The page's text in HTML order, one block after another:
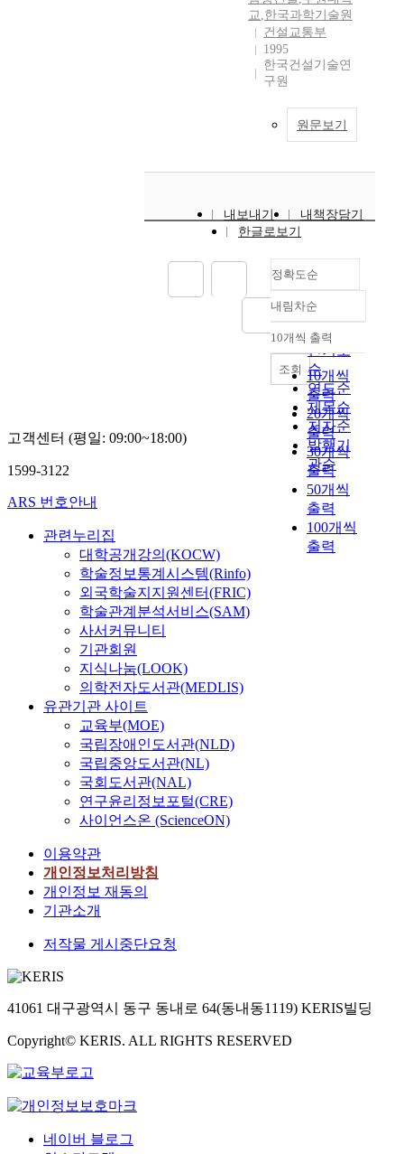
교,한국과학기술원
건설교통부
1995
한국건설기술연
구원
원문보기
내보내기
내책장담기
한글로보기
정확도순
정확도
순
인기도
순
연도순
제목순
저자순
발행기
관순
내림차순
내림차순
10개씩 출력
10개씩
출력
20개씩
출력
30개씩
출력
50개씩
출력
100개씩
출력
조회
고객센터 (평일: 09:00~18:00)
1599-3122
ARS 번호안내
관련누리집
대학공개강의(KOCW)
학술정보통계시스템(Rinfo)
외국학술지지원센터(FRIC)
학술관계분석서비스(SAM)
사서커뮤니티
기관회원
지식나눔(LOOK)
의학전자도서관(MEDLIS)
유관기관 사이트
교육부(MOE)
국립장애인도서관(NLD)
국립중앙도서관(NL)
국회도서관(NAL)
연구윤리정보포털(CRE)
사이언스온 (ScienceON)
이용약관
개인정보처리방침
개인정보 재동의
기관소개
저작물 게시중단요청
41061 대구광역시 동구 동내로 64(동내동1119) KERIS빌딩
Copyright© KERIS. ALL RIGHTS RESERVED
네이버 블로그